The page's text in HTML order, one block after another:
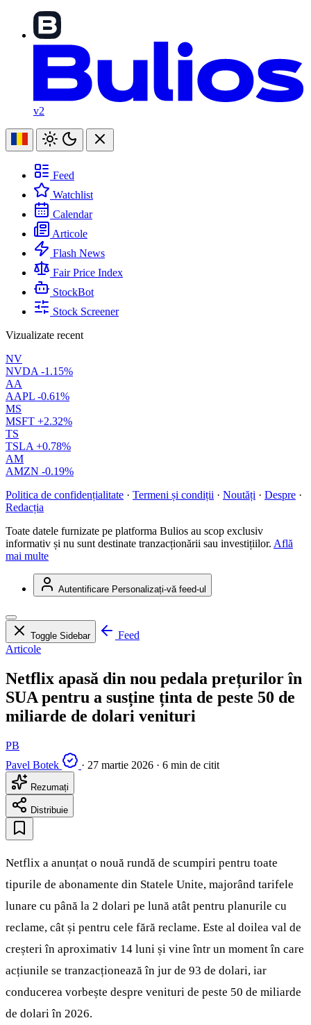
v2
Feed
Watchlist
Calendar
Articole
Flash News
Fair Price Index
StockBot
Stock Screener
Vizualizate recent
NV
NVDA -1.15%
AA
AAPL -0.61%
MS
MSFT +2.32%
TS
TSLA +0.78%
AM
AMZN -0.19%
Politica de confidențialitate · Termeni și condiții · Noutăți · Despre ·
Redacția
Toate datele furnizate pe platforma Bulios au scop exclusiv
informativ și nu sunt destinate tranzacționării sau investițiilor. Află
mai multe
Autentificare Personalizați-vă feed-ul
Toggle Sidebar
Feed
Articole
Netflix apasă din nou pedala prețurilor în
SUA pentru a susține ținta de peste 50 de
miliarde de dolari venituri
PB
Pavel Botek
· 27 martie 2026 · 6 min de citit
Rezumați
Distribuie
Netflix a anunțat o nouă rundă de scumpiri pentru toate
tipurile de abonamente din Statele Unite, majorând tarifele
lunare cu până la 2 dolari pe lună atât pentru planurile cu
reclame, cât și pentru cele fără reclame. Este al doilea val de
creșteri în aproximativ 14 luni și vine într un moment în care
acțiunile se tranzacționează în jur de 93 de dolari, iar
conducerea vorbește despre venituri de peste 50 de miliarde
de dolari în 2026.